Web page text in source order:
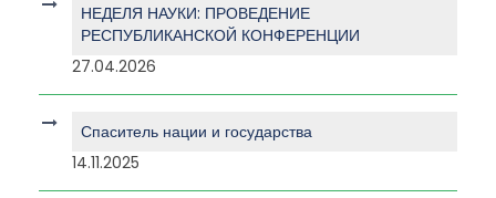
НЕДЕЛЯ НАУКИ: ПРОВЕДЕНИЕ
РЕСПУБЛИКАНСКОЙ КОНФЕРЕНЦИИ
27.04.2026
Спаситель нации и государства
14.11.2025